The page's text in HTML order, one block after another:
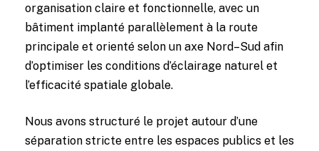
organisation claire et fonctionnelle, avec un
bâtiment implanté parallèlement à la route
principale et orienté selon un axe Nord–Sud afin
d’optimiser les conditions d’éclairage naturel et
l’efficacité spatiale globale.
Nous avons structuré le projet autour d’une
séparation stricte entre les espaces publics et les